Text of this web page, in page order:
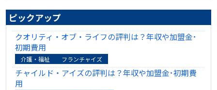
ピックアップ
クオリティ・オブ・ライフの評判は？年収や加盟金･
初期費用
介護・福祉 フランチャイズ
チャイルド・アイズの評判は？年収や加盟金･初期費
用